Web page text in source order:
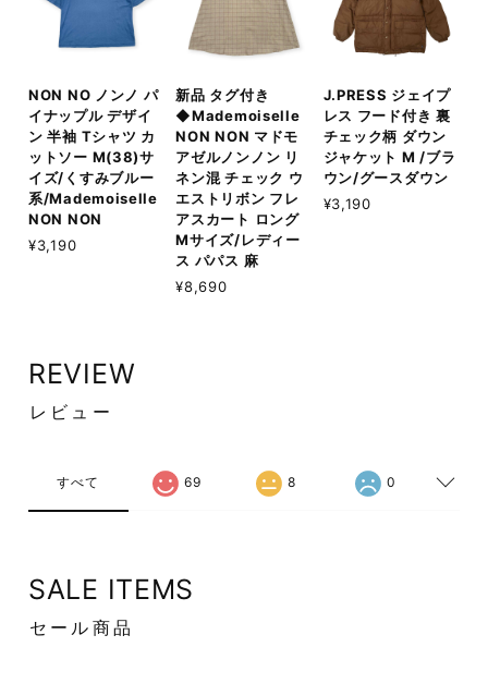
NON NO ノンノ パ
イナップル デザイ
ン 半袖 Tシャツ カ
ットソー M(38)サ
イズ/くすみブルー
系/Mademoiselle
NON NON
¥3,190
新品 タグ付き
◆Mademoiselle
NON NON マドモ
アゼルノンノン リ
ネン混 チェック ウ
エストリボン フレ
アスカート ロング
Mサイズ/レディー
ス パパス 麻
¥8,690
J.PRESS ジェイプ
レス フード付き 裏
チェック柄 ダウン
ジャケット M /ブラ
ウン/グースダウン
¥3,190
REVIEW
レビュー
すべて 69 8 0
SALE ITEMS
セール商品